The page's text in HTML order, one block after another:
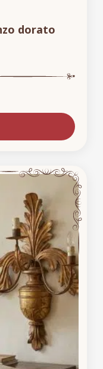
dorato